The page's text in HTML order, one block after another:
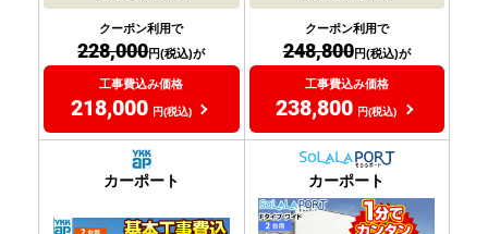
クーポン利用で
228,000円(税込)が
工事費込み価格
218,000 円(税込)
クーポン利用で
248,800円(税込)が
工事費込み価格
238,800 円(税込)
カーポート カーポート